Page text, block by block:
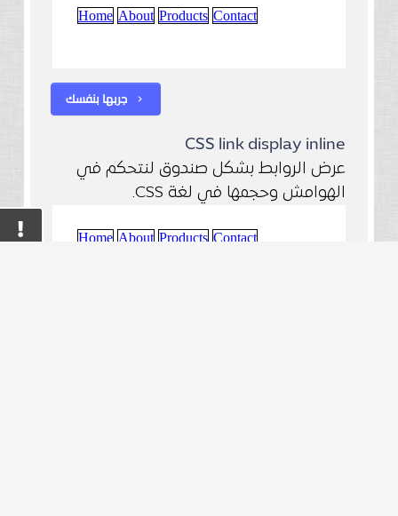
جربها بنفسك chevron_right
CSS link display inline
عرض الروابط بشكل صندوق لنتحكم في
الهوامش وحجمها في لغة CSS.